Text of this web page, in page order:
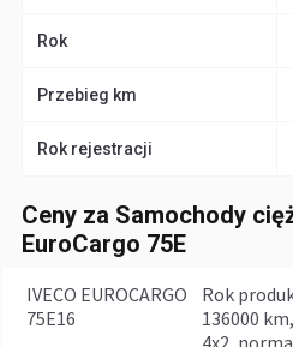
Rok
Przebieg km
Rok rejestracji
Ceny za Samochody
EuroCargo 75E
IVECO EUROCARGO
75E16
rok produkcji: 2015, przebieg:
136000
4x2,